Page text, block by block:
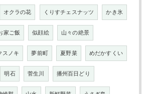
オクラの花 くりすチェスナッツ かき氷
家ご飯 似顔絵 山々の絶景
スノキ 夢前町 夏野菜 めだかすくい
明石 菅生川 播州百日どり